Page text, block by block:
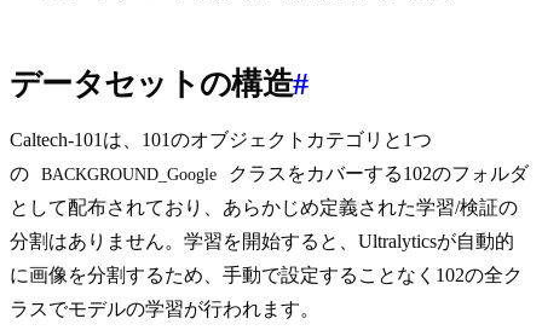
データセットの構造#
Caltech-101は、101のオブジェクトカテゴリと1つ
の
BACKGROUND_Google
クラスをカバーする102のフォルダ
として配布されており、あらかじめ定義された学習/検証の
分割はありません。学習を開始すると、Ultralyticsが自動的
に画像を分割するため、手動で設定することなく102の全ク
ラスでモデルの学習が行われます。